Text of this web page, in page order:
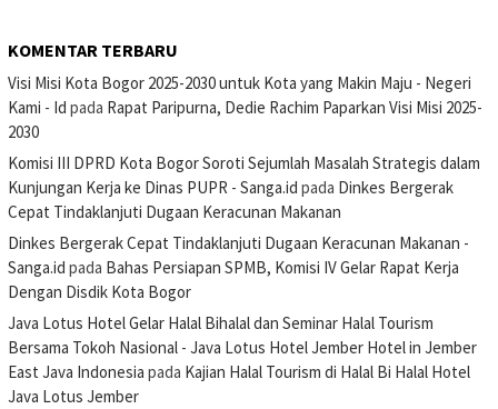
KOMENTAR TERBARU
Visi Misi Kota Bogor 2025-2030 untuk Kota yang Makin Maju - Negeri
Kami - Id pada Rapat Paripurna, Dedie Rachim Paparkan Visi Misi 2025-
2030
Komisi III DPRD Kota Bogor Soroti Sejumlah Masalah Strategis dalam
Kunjungan Kerja ke Dinas PUPR - Sanga.id pada Dinkes Bergerak
Cepat Tindaklanjuti Dugaan Keracunan Makanan
Dinkes Bergerak Cepat Tindaklanjuti Dugaan Keracunan Makanan -
Sanga.id pada Bahas Persiapan SPMB, Komisi IV Gelar Rapat Kerja
Dengan Disdik Kota Bogor
Java Lotus Hotel Gelar Halal Bihalal dan Seminar Halal Tourism
Bersama Tokoh Nasional - Java Lotus Hotel Jember Hotel in Jember
East Java Indonesia pada Kajian Halal Tourism di Halal Bi Halal Hotel
Java Lotus Jember